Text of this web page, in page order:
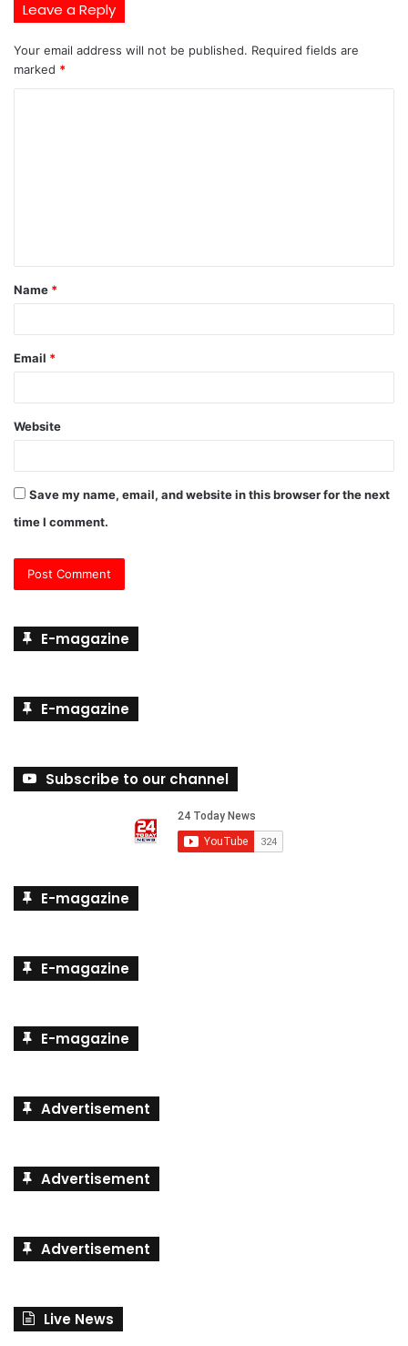
Leave a Reply
Your email address will not be published. Required fields are
marked *
t
*
Name *
Email *
Website
Save my name, email, and website in this browser for the next
time I comment.
E-magazine
E-magazine
Subscribe to our channel
E-magazine
E-magazine
E-magazine
Advertisement
Advertisement
Advertisement
Live News